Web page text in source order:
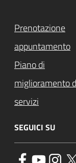
Prenotazione
appuntamento
Piano di
miglioramento
servizi
SEGUICI SU